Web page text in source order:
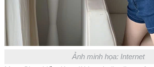
Ảnh minh họa: Internet